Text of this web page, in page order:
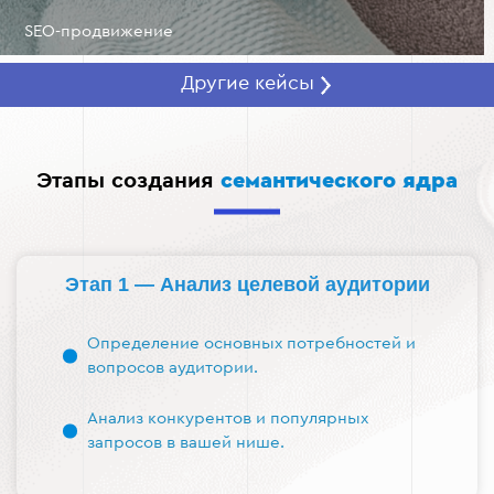
SEO-продвижение
Другие кейсы
Этапы создания семантического ядра
Этап 1 — Анализ целевой аудитории
Определение основных потребностей и
вопросов аудитории.
Анализ конкурентов и популярных
запросов в вашей нише.